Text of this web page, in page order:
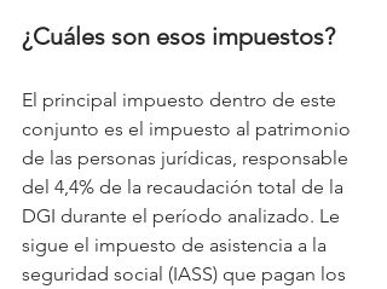
¿Cuáles son esos impuestos?
El principal impuesto dentro de este
conjunto es el impuesto al patrimonio
de las personas jurídicas, responsable
del 4,4% de la recaudación total de la
DGI durante el período analizado. Le
sigue el impuesto de asistencia a la
seguridad social (IASS) que pagan los